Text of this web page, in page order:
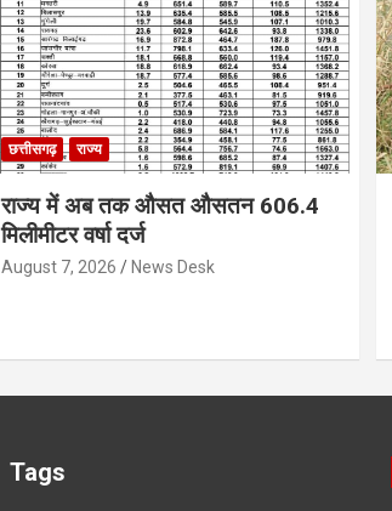
छत्तीसगढ़ राज्य
राज्य में अब तक औसत औसतन 606.4
मिलीमीटर वर्षा दर्ज
August 7, 2026 News Desk
Tags